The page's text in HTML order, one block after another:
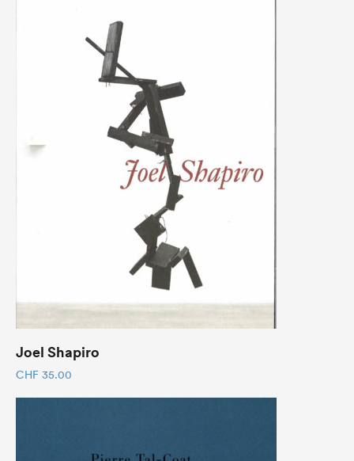
Joel Shapiro
CHF 35.00